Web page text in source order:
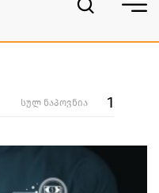
სულ ნაპოვნია 1